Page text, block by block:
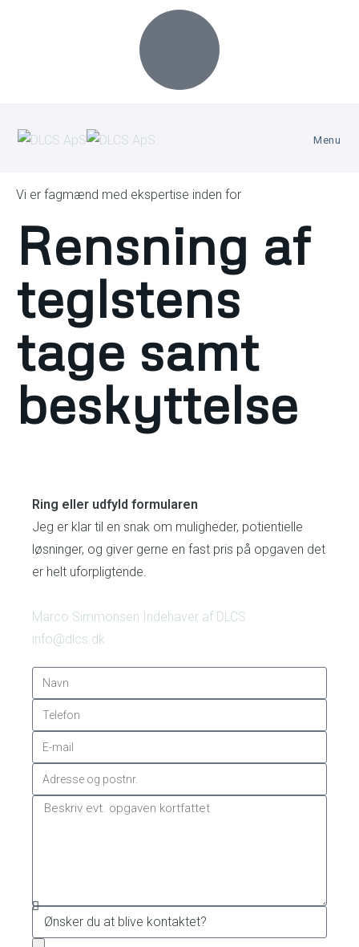
Menu
Vi er fagmænd med ekspertise inden for
Rensning af
teglstens
tage samt
beskyttelse
Ring eller udfyld formularen
Jeg er klar til en snak om muligheder, potientielle
løsninger, og giver gerne en fast pris på opgaven det
er helt uforpligtende.
Marco Simmonsen Indehaver af DLCS
info@dlcs.dk